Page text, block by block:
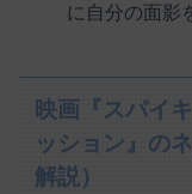
に自分の面影
映画『スパイ
ッション』の
解説）